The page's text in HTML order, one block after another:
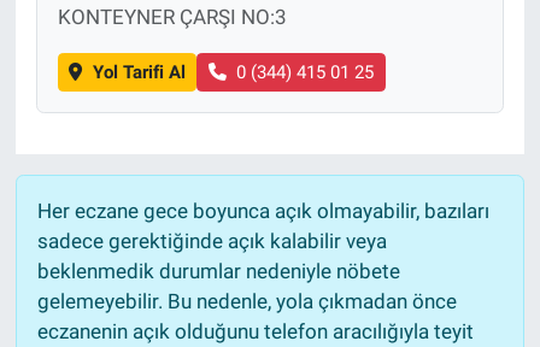
KONTEYNER ÇARŞI NO:3
Yol Tarifi Al 0 (344) 415 01 25
Her eczane gece boyunca açık olmayabilir, bazıları
sadece gerektiğinde açık kalabilir veya
beklenmedik durumlar nedeniyle nöbete
gelemeyebilir. Bu nedenle, yola çıkmadan önce
eczanenin açık olduğunu telefon aracılığıyla teyit